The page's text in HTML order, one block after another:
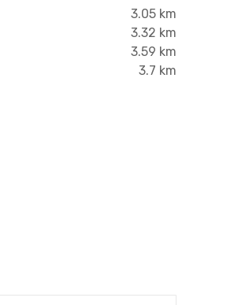
3.05 km
3.32 km
3.59 km
3.7 km